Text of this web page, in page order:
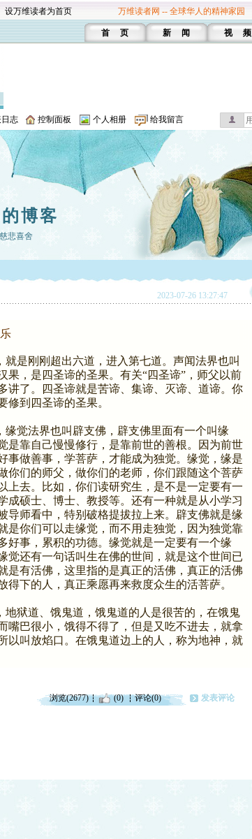
设万维读者为首页 万维读者网 -- 全球华人的精神家园
首 页 新 闻 视 频
志 控制面板 个人相册 给我留言
博客
慈悲喜舍
2023-07-26 13:27:47
就是刚刚超出六道，进入第七道。声闻法界也叫
果，是四圣谛的圣果。有关“四圣谛”，师父以前
讲了。四圣谛就是苦谛、集谛、灭谛、道谛。你
修到四圣谛的圣果。
缘觉法界也叫辟支佛，辟支佛里面有一个叫缘
是靠自己慢慢修行，是靠前世的善根。因为前世
事做善事，学菩萨，才能成为独觉。缘觉，缘是
你们的师父，做你们的老师，你们跟随这个菩萨
上去。比如，你们读研究生，是不是一定要有一
成硕士、博士、教授等。还有一种就是从小学习
导师看中，特别破格提拔拉上来。辟支佛就是缘
是你们可以走缘觉，而不用走独觉，因为独觉靠
好事，累积的功德。缘觉就是一定要有一个缘
觉还有一句话叫生在佛的世间，就是这个世间已
是有活佛，这里指的是真正的活佛，真正的活佛
得下的人，真正乘愿再来救度众生的活菩萨。
地狱道、饿鬼道，饿鬼道的人是很苦的，在饿鬼
嘴巴很小，饿得不得了，但是又吃不进去，就拿
以叫放焰口。在饿鬼道边上的人，称为地神，就
浏览(2677) (0) 评论(0) 发表评论